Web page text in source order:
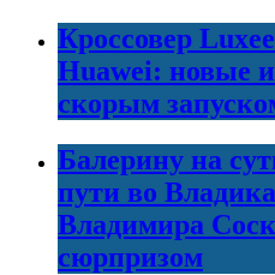
Кроссовер
Huawei: новые
скорым
Балерину на
пути во
Владимира
сюрпризом